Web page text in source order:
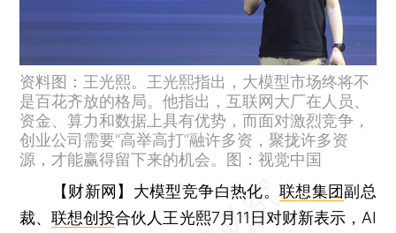
资料图：王光熙。王光熙指出，大模型市场终将不
是百花齐放的格局。他指出，互联网大厂在人员、
资金、算力和数据上具有优势，而面对激烈竞争，
创业公司需要“高举高打”融许多资，聚拢许多资
源，才能赢得留下来的机会。图：视觉中国
【财新网】 大模型竞争白热化。 联想集团副总
裁、联想创投合伙人王光熙7月11日对财新表示，AI